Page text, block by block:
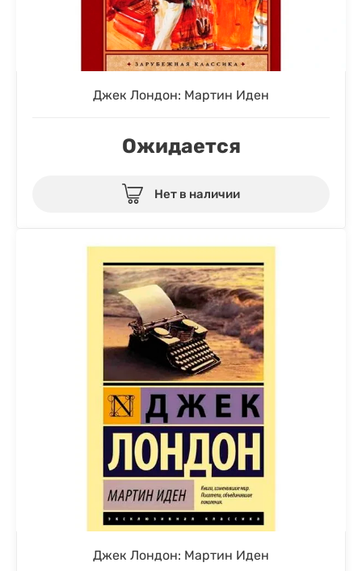
Джек Лондон: Мартин Иден
Ожидается
Нет в наличии
Джек Лондон: Мартин Иден